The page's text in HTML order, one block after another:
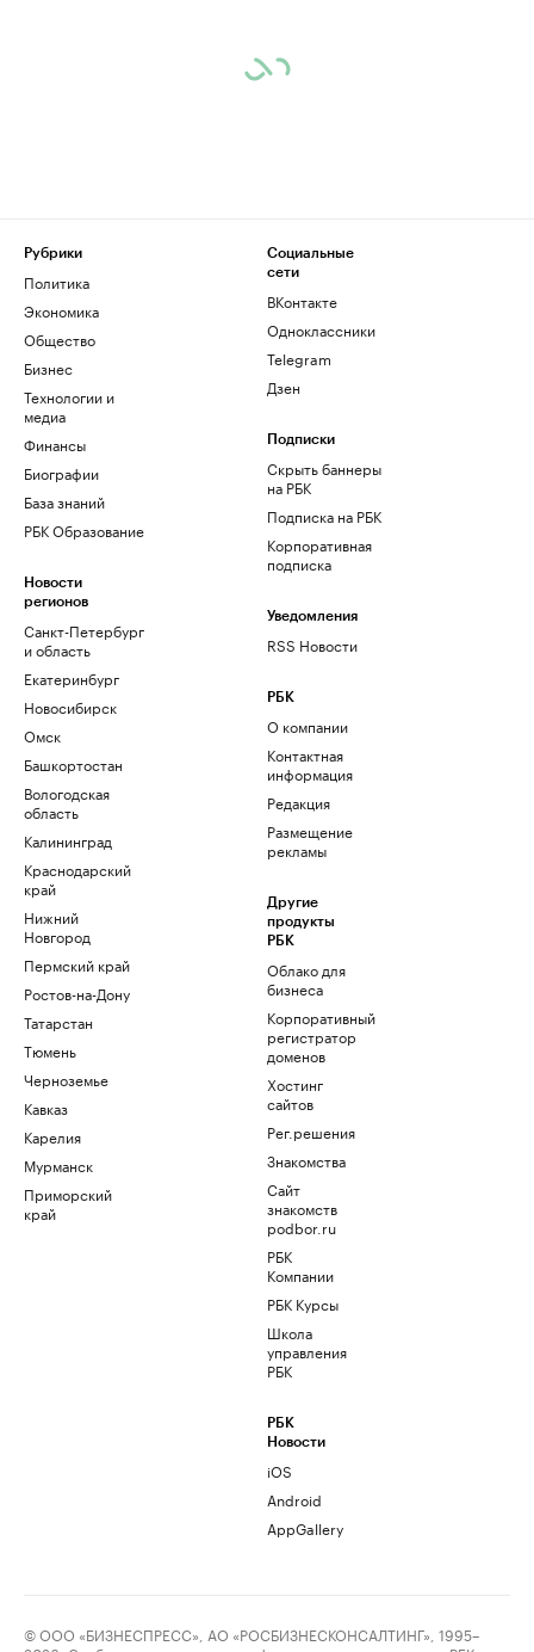
Рубрики
Политика
Экономика
Общество
Бизнес
Технологии и
медиа
Финансы
Биографии
База знаний
РБК Образование
Новости
регионов
Санкт-Петербург
и область
Екатеринбург
Новосибирск
Омск
Башкортостан
Вологодская
область
Калининград
Краснодарский
край
Нижний
Новгород
Пермский край
Ростов-на-Дону
Татарстан
Тюмень
Черноземье
Кавказ
Карелия
Мурманск
Приморский
край
Социальные
сети
ВКонтакте
Одноклассники
Telegram
Дзен
Подписки
Скрыть баннеры
на РБК
Подписка на РБК
Корпоративная
подписка
Уведомления
RSS Новости
РБК
О компании
Контактная
информация
Редакция
Размещение
рекламы
Другие
продукты
РБК
Облако для
бизнеса
Корпоративный
регистратор
доменов
Хостинг
сайтов
Рег.решения
Знакомства
Сайт
знакомств
podbor.ru
РБК
Компании
РБК Курсы
Школа
управления
РБК
РБК
Новости
iOS
Android
AppGallery
© ООО «БИЗНЕСПРЕСС», АО «РОСБИЗНЕСКОНСАЛТИНГ», 1995–